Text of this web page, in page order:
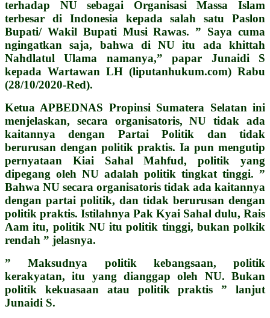
terhadap NU sebagai Organisasi Massa Islam
terbesar di Indonesia kepada salah satu Paslon
Bupati/ Wakil Bupati Musi Rawas. ” Saya cuma
ngingatkan saja, bahwa di NU itu ada khittah
Nahdlatul Ulama namanya,” papar Junaidi S
kepada Wartawan LH (liputanhukum.com) Rabu
(28/10/2020-Red).
Ketua APBEDNAS Propinsi Sumatera Selatan ini
menjelaskan, secara organisatoris, NU tidak ada
kaitannya dengan Partai Politik dan tidak
berurusan dengan politik praktis. Ia pun mengutip
pernyataan Kiai Sahal Mahfud, politik yang
dipegang oleh NU adalah politik tingkat tinggi. ”
Bahwa NU secara organisatoris tidak ada kaitannya
dengan partai politik, dan tidak berurusan dengan
politik praktis. Istilahnya Pak Kyai Sahal dulu, Rais
Aam itu, politik NU itu politik tinggi, bukan polkik
rendah ” jelasnya.
” Maksudnya politik kebangsaan, politik
kerakyatan, itu yang dianggap oleh NU. Bukan
politik kekuasaan atau politik praktis ” lanjut
Junaidi S.